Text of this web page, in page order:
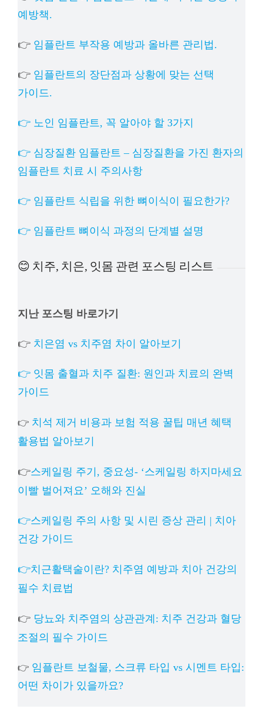
예방책.
👉 임플란트 부작용 예방과 올바른 관리법.
👉 임플란트의 장단점과 상황에 맞는 선택
가이드.
👉 노인 임플란트, 꼭 알아야 할 3가지
👉 심장질환 임플란트 – 심장질환을 가진 환자의
임플란트 치료 시 주의사항
👉 임플란트 식립을 위한 뼈이식이 필요한가?
👉 임플란트 뼈이식 과정의 단계별 설명
😊 치주, 치은, 잇몸 관련 포스팅 리스트
지난 포스팅 바로가기
👉 치은염 vs 치주염 차이 알아보기
👉 잇몸 출혈과 치주 질환: 원인과 치료의 완벽
가이드
👉 치석 제거 비용과 보험 적용 꿀팁 매년 혜택
활용법 알아보기
👉스케일링 주기, 중요성- ‘스케일링 하지마세요
이빨 벌어져요’ 오해와 진실
👉스케일링 주의 사항 및 시린 증상 관리 | 치아
건강 가이드
👉치근활택술이란? 치주염 예방과 치아 건강의
필수 치료법
👉 당뇨와 치주염의 상관관계: 치주 건강과 혈당
조절의 필수 가이드
👉 임플란트 보철물, 스크류 타입 vs 시멘트 타입:
어떤 차이가 있을까요?